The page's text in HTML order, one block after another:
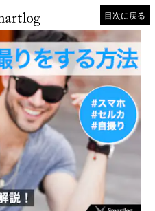
目次に戻る